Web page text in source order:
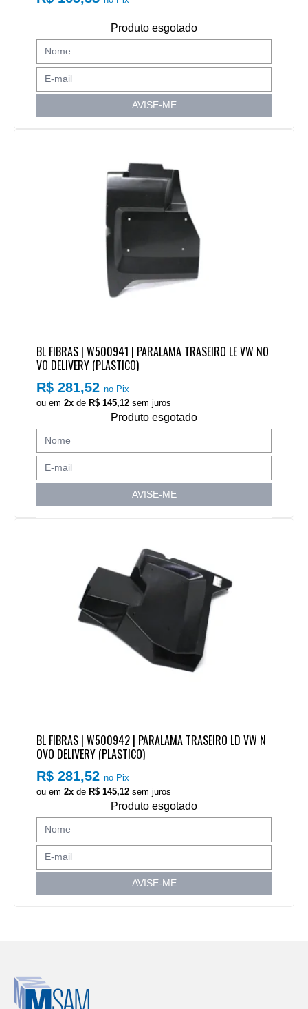
Produto esgotado
AVISE-ME
BL FIBRAS | W500941 | PARALAMA TRASEIRO LE VW NO
VO DELIVERY (PLASTICO)
R$ 281,52no Pix
ou em2x deR$ 145,12 sem juros
Produto esgotado
AVISE-ME
BL FIBRAS | W500942 | PARALAMA TRASEIRO LD VW N
OVO DELIVERY (PLASTICO)
R$ 281,52no Pix
ou em2x de R$ 145,12 sem juros
Produto esgotado
AVISE-ME